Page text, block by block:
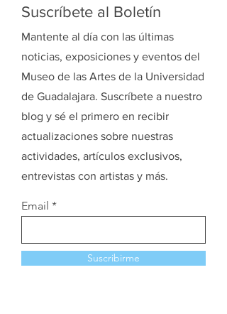
Suscríbete al Boletín
Mantente al día con las últimas
noticias, exposiciones y eventos del
Museo de las Artes de la Universidad
de Guadalajara. Suscríbete a nuestro
blog y sé el primero en recibir
actualizaciones sobre nuestras
actividades, artículos exclusivos,
entrevistas con artistas y más.
Email
Suscribirme